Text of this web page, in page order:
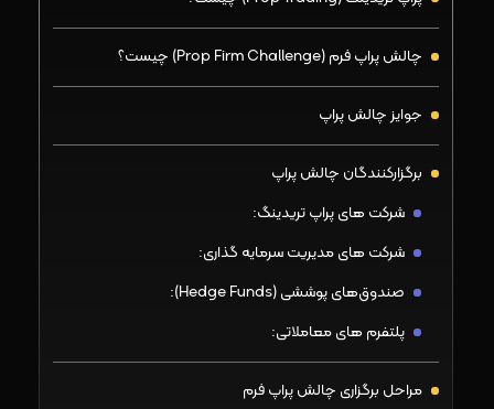
چالش پراپ فرم (Prop Firm Challenge) چیست؟
جوایز چالش پراپ
برگزارکنندگان چالش پراپ
شرکت ‌های پراپ تریدینگ:
شرکت‌ های مدیریت سرمایه ‌گذاری:
صندوق‌های پوششی (Hedge Funds):
پلتفرم ‌های معاملاتی:
مراحل برگزاری چالش پراپ فرم